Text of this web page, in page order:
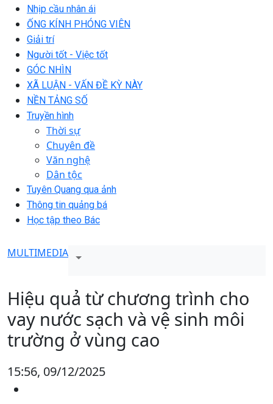
Nhịp cầu nhân ái
ỐNG KÍNH PHÓNG VIÊN
Giải trí
Người tốt - Việc tốt
GÓC NHÌN
XÃ LUẬN - VẤN ĐỀ KỲ NÀY
NỀN TẢNG SỐ
Truyền hình
Thời sự
Chuyên đề
Văn nghệ
Dân tộc
Tuyên Quang qua ảnh
Thông tin quảng bá
Học tập theo Bác
MULTIMEDIA
Hiệu quả từ chương trình cho
vay nước sạch và vệ sinh môi
trường ở vùng cao
15:56, 09/12/2025